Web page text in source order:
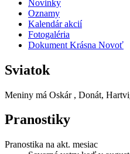
Novinky
Oznamy
Kalendár akcií
Fotogaléria
Dokument Krásna Novoť
Sviatok
Meniny má Oskár , Donát,
Pranostiky
Pranostika na akt. mesiac